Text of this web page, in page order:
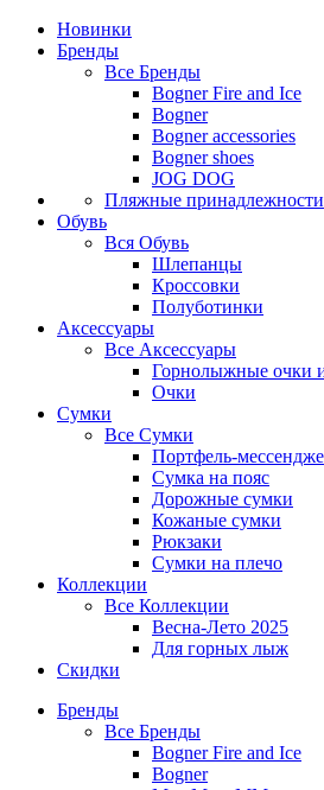
Новинки
Бренды
Все Бренды
Bogner Fire and Ice
Bogner
Bogner accessories
Bogner shoes
JOG DOG
Пляжные принадлежности
Обувь
Вся Обувь
Шлепанцы
Кроссовки
Полуботинки
Аксессуары
Все Аксессуары
Горнолыжные очки
Очки
Сумки
Все Сумки
Портфель-
Сумка на пояс
Дорожные сумки
Кожаные сумки
Рюкзаки
Сумки на плечо
Коллекции
Все Коллекции
Весна-Лето 2025
Для горных лыж
Скидки
Бренды
Все Бренды
Bogner Fire and Ice
Bogner